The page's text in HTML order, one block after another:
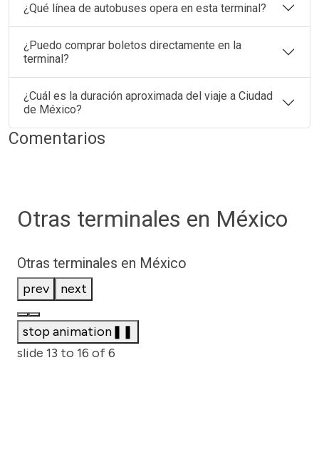
¿Qué línea de autobuses opera en esta terminal?
¿Puedo comprar boletos directamente en la
terminal?
¿Cuál es la duración aproximada del viaje a Ciudad
de México?
Comentarios
Otras terminales en México
Otras terminales en México
prev next
stop animation❚❚
slide 13 to 16 of 6